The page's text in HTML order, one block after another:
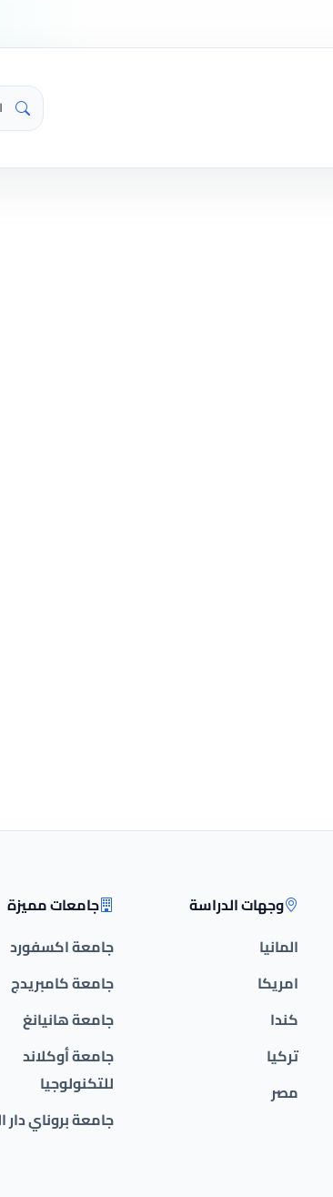
وجهات الدراسة
المانيا
امريكا
كندا
تركيا
مصر
جامعات مميزة
جامعة اكسفورد
جامعة كامبريدج
جامعة هانيانغ
جامعة أوكلاند
للتكنولوجيا
جامعة بروناي دار